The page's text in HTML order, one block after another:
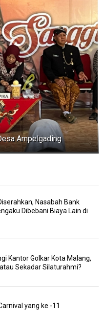
Ampelgading
Nasabah Bank
Dibebani Biaya Lain di
Kantor Golkar Kota Malang,
Sekadar Silaturahmi?
yang ke -11